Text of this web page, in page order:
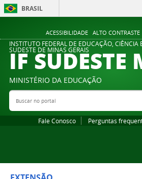
ACESSIBILIDADE ALTO CONTRASTE
BRASIL
INSTITUTO FEDERAL DE EDUCAÇÃO, CIÊNCIA
SUDESTE DE MINAS GERAIS
IF SUDESTE
MINISTÉRIO DA EDUCAÇÃO
Buscar no portal
Fale Conosco Perguntas